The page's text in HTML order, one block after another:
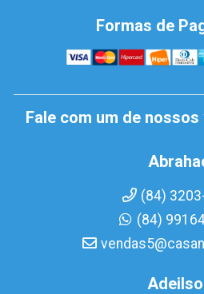
Formas de
Fale com um de
(84)
(84)